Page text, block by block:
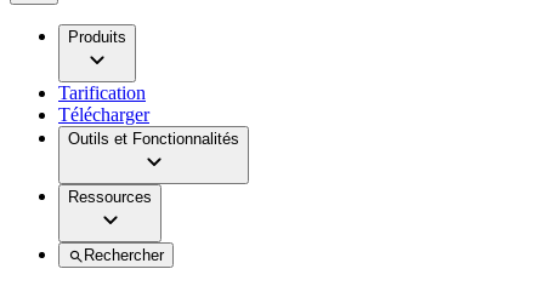
Produits
Tarification
Télécharger
Outils et Fonctionnalités
Ressources
Rechercher